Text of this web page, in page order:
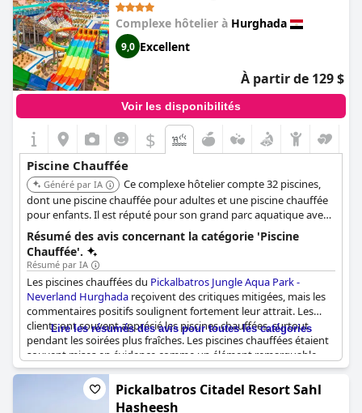
Complexe hôtelier à Hurghada
9,0 Excellent
À partir de 129 $
Voir les disponibilités
$
Piscine Chauffée
Généré par IA
Ce complexe hôtelier compte 32 piscines,
dont une piscine chauffée pour adultes et une piscine chauffée
pour enfants. Il est réputé pour son grand parc aquatique avec
de nombreux toboggans et une pataugeoire chauffée pour
enfants.
Résumé des avis concernant la catégorie 'Piscine
Chauffée'.
Résumé par IA
Les piscines chauffées du Pickalbatros Jungle Aqua Park -
Neverland Hurghada reçoivent des critiques mitigées, mais les
commentaires positifs soulignent fortement leur attrait. Les
clients ont souvent apprécié les piscines chauffées, surtout
pendant les soirées plus fraîches. Les piscines chauffées étaient
souvent mises en évidence comme un élément remarquable
pour la détente. Beaucoup ont apprécié le fait que la plupart des
piscines soient chauffées, bien qu'il ait été mentionné que
toutes les piscines ne sont pas toujours chaudes de manière
Lire les résumés des avis pour toutes les catégories
Pickalbatros Citadel Resort Sahl
Hasheesh